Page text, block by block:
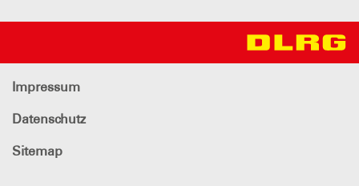
Impressum
Datenschutz
Sitemap